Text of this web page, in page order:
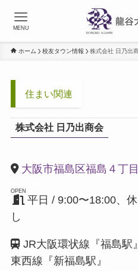
MENU
ホーム 校友タウン情報 株式会社 日乃出
住まい関連
株式会社 日乃出商会
大阪市福島区福島４丁
OPEN
平日 / 9:00〜18:00、
し
JR大阪環状線『福島駅
東西線『新福島駅』